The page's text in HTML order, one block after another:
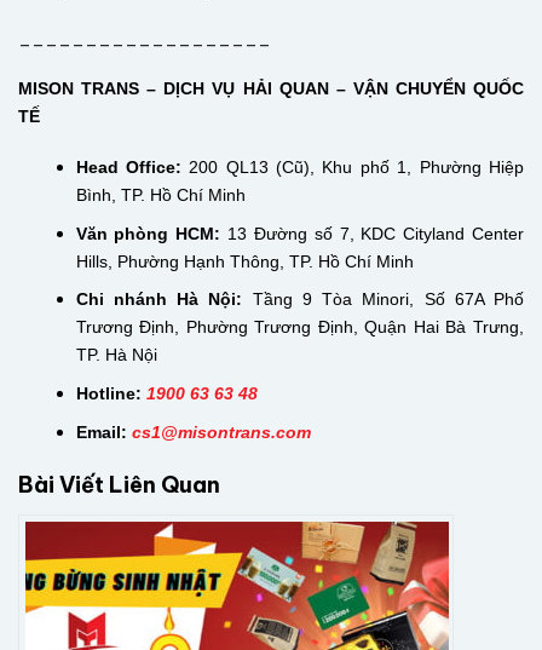
MISON TRANS – DỊCH VỤ HẢI QUAN – VẬN CHUYỂN QUỐC
TẾ
Head Office: 200 QL13 (Cũ), Khu phố 1, Phường Hiệp
Bình, TP. Hồ Chí Minh
Văn phòng HCM: 13 Đường số 7, KDC Cityland Center
Hills, Phường Hạnh Thông, TP. Hồ Chí Minh
Chi nhánh Hà Nội: Tầng 9 Tòa Minori, Số 67A Phố
Trương Định, Phường Trương Định, Quận Hai Bà Trưng,
TP. Hà Nội
Hotline: 1900 63 63 48
Email: cs1@misontrans.com
Bài Viết Liên Quan